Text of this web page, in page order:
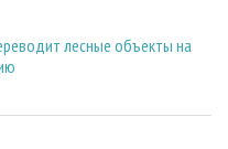
лесные объекты на